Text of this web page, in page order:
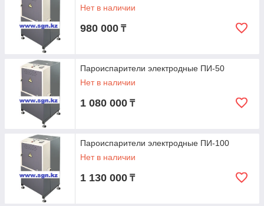
Нет в наличии
980 000 ₸
Пароиспарители электродные ПИ-50
Нет в наличии
1 080 000 ₸
Пароиспарители электродные ПИ-100
Нет в наличии
1 130 000 ₸